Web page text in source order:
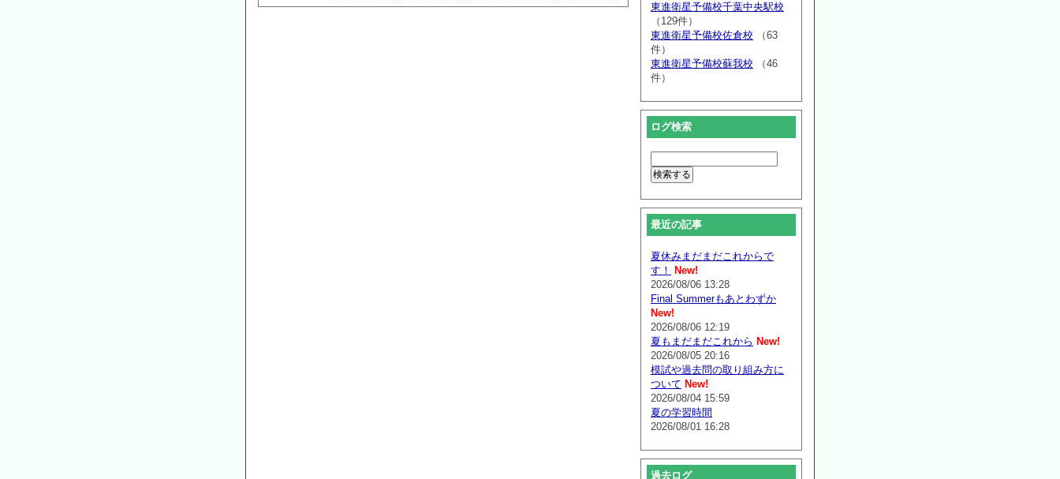
東進衛星予備校千葉中央駅校
（129件）
東進衛星予備校佐倉校 （63
件）
東進衛星予備校蘇我校 （46
件）
ログ検索
最近の記事
夏休みまだまだこれからで
す！
New!
2026/08/06 13:28
Final Summerもあとわずか
New!
2026/08/06 12:19
夏もまだまだこれから New!
2026/08/05 20:16
模試や過去問の取り組み方に
ついて New!
2026/08/04 15:59
夏の学習時間
2026/08/01 16:28
過去ログ